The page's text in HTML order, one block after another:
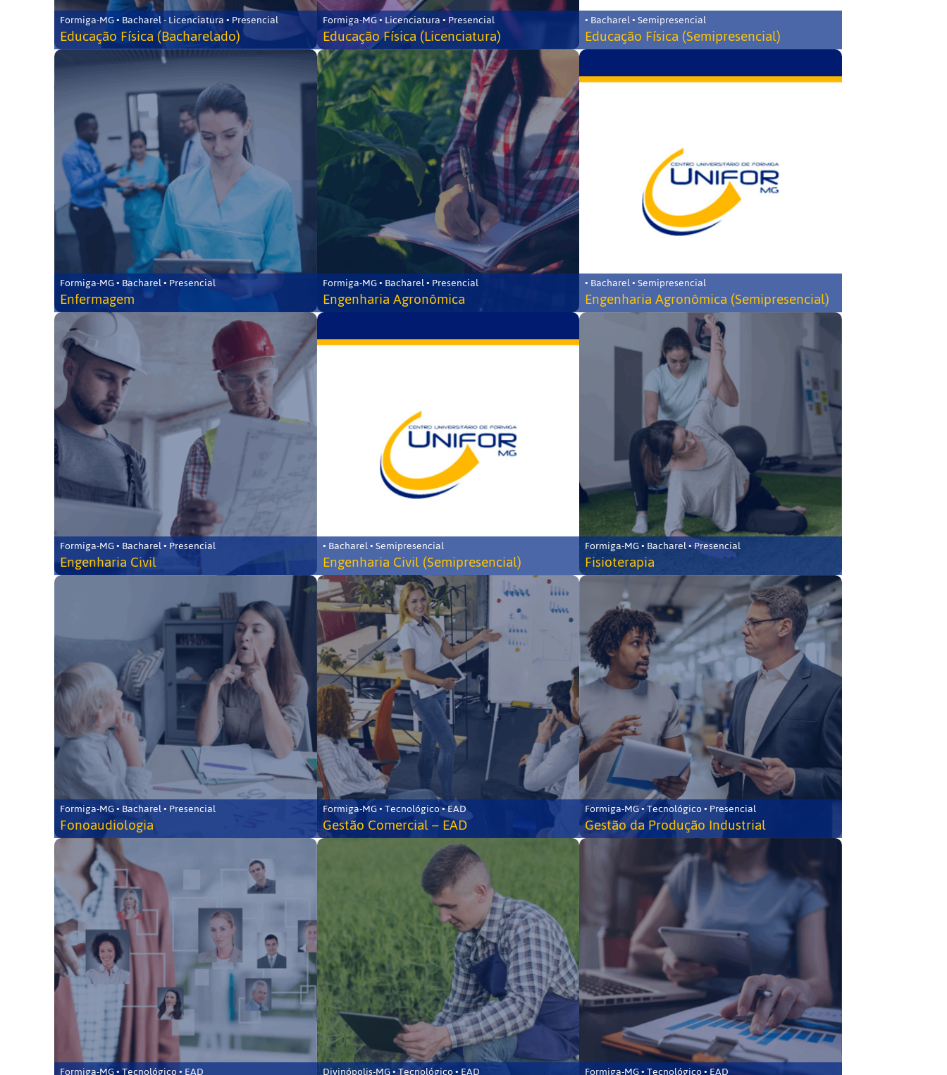
Formiga-MG • Bacharel - Licenciatura • Presencial
Educação Física (Bacharelado)
Formiga-MG • Licenciatura • Presencial
Educação Física (Licenciatura)
• Bacharel • Semipresencial
Educação Física (Semipresencial)
Formiga-MG • Bacharel • Presencial
Enfermagem
Formiga-MG • Bacharel • Presencial
Engenharia Agronômica
• Bacharel • Semipresencial
Engenharia Agronômica (Semipresencial)
Formiga-MG • Bacharel • Presencial
Engenharia Civil
• Bacharel • Semipresencial
Engenharia Civil (Semipresencial)
Formiga-MG • Bacharel • Presencial
Fisioterapia
Formiga-MG • Bacharel • Presencial
Fonoaudiologia
Formiga-MG • Tecnológico • EAD
Gestão Comercial – EAD
Formiga-MG • Tecnológico • Presencial
Gestão da Produção Industrial